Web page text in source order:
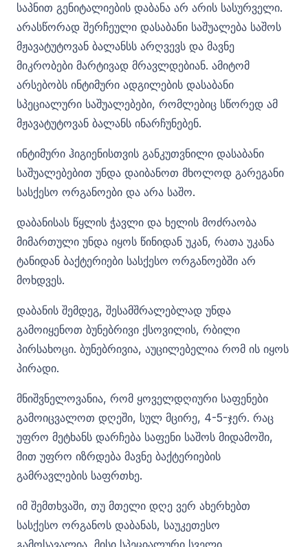
საპნით გენიტალიების დაბანა არ არის სასურველი.
არასწორად შერჩეული დასაბანი საშუალება საშოს
მჟავატუტოვან ბალანსს არღვევს და მავნე
მიკრობები მარტივად მრავლდებიან. ამიტომ
არსებობს ინტიმური ადგილების დასაბანი
სპეციალური საშუალებები, რომლებიც სწორედ ამ
მჟავატუტოვან ბალანს ინარჩუნებენ.
ინტიმური ჰიგიენისთვის განკუთვნილი დასაბანი
საშუალებებით უნდა დაიბანოთ მხოლოდ გარეგანი
სასქესო ორგანოები და არა საშო.
დაბანისას წყლის ჭავლი და ხელის მოძრაობა
მიმართული უნდა იყოს წინიდან უკან, რათა უკანა
ტანიდან ბაქტერიები სასქესო ორგანოებში არ
მოხდვეს.
დაბანის შემდეგ, შესამშრალებლად უნდა
გამოიყენოთ ბუნებრივი ქსოვილის, რბილი
პირსახოცი. ბუნებრივია, აუცილებელია რომ ის იყოს
პირადი.
მნიშვნელოვანია, რომ ყოველდღიური საფენები
გამოიცვალოთ დღეში, სულ მცირე, 4-5-ჯერ. რაც
უფრო მეტხანს დარჩება საფენი საშოს მიდამოში,
მით უფრო იზრდება მავნე ბაქტერიების
გამრავლების საფრთხე.
იმ შემთხვაში, თუ მთელი დღე ვერ ახერხებთ
სასქესო ორგანოს დაბანას, საუკეთესო
გამოსავალია, მისი სპეციალური სველი